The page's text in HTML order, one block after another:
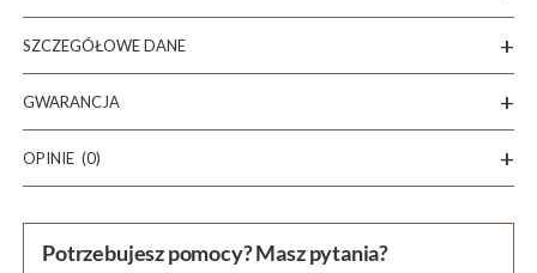
SZCZEGÓŁOWE DANE
GWARANCJA
OPINIE (0)
Potrzebujesz pomocy? Masz pytania?